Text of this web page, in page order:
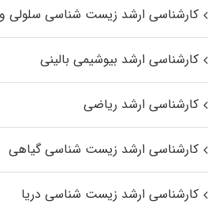
کارشناسی ارشد زیست شناسی سلولی و
کارشناسی ارشد بیوشیمی بالینی
کارشناسی ارشد ریاضی
کارشناسی ارشد زیست‌ شناسی گیاهی
کارشناسی ارشد زیست‌ شناسی دریا